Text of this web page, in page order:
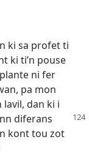
ki sa profet ti
ki ti’n pouse
ni fer
pa mon
dan ki i
diferans
kont tou zot